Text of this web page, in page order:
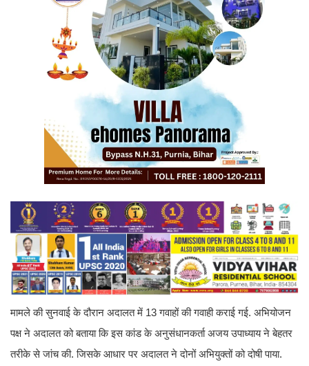
मामले की सुनवाई के दौरान अदालत में 13 गवाहों की गवाही कराई गई. अभियोजन
पक्ष ने अदालत को बताया कि इस कांड के अनुसंधानकर्ता अजय उपाध्याय ने बेहतर
तरीके से जांच की. जिसके आधार पर अदालत ने दोनों अभियुक्तों को दोषी पाया.